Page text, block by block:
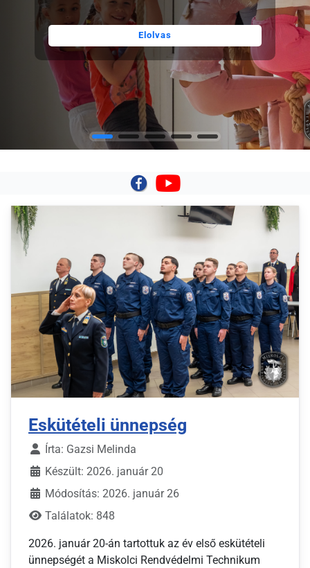
Elolvas
Eskütételi ünnepség
Írta: Gazsi Melinda
Készült: 2026. január 20
Módosítás: 2026. január 26
Találatok: 848
2026. január 20-án tartottuk az év első eskütételi
ünnepségét a Miskolci Rendvédelmi Technikum